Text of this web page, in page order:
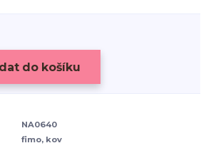
do košíku
NA0640
fimo, kov